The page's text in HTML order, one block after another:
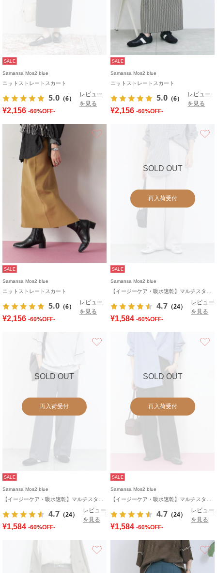
SALE
Samansa Mos2 blue
ニットストレートスカート
5.0 （6）
レビュー
を見る
¥2,156 -60%OFF-
SALE
Samansa Mos2 blue
ニットストレートスカート
5.0 （6）
レビュー
を見る
¥2,156 -60%OFF-
SALE
Samansa Mos2 blue
ニットストレートスカート
5.0 （6）
レビュー
を見る
¥2,156 -60%OFF-
SOLD OUT
再入荷受付
SALE
Samansa Mos2 blue
4.7 （24）
レビュー
を見る
¥1,584 -60%OFF-
SOLD OUT
再入荷受付
SALE
Samansa Mos2 blue
4.7 （24）
レビュー
を見る
¥1,584 -60%OFF-
SOLD OUT
再入荷受付
SALE
Samansa Mos2 blue
4.7 （24）
レビュー
を見る
¥1,584 -60%OFF-